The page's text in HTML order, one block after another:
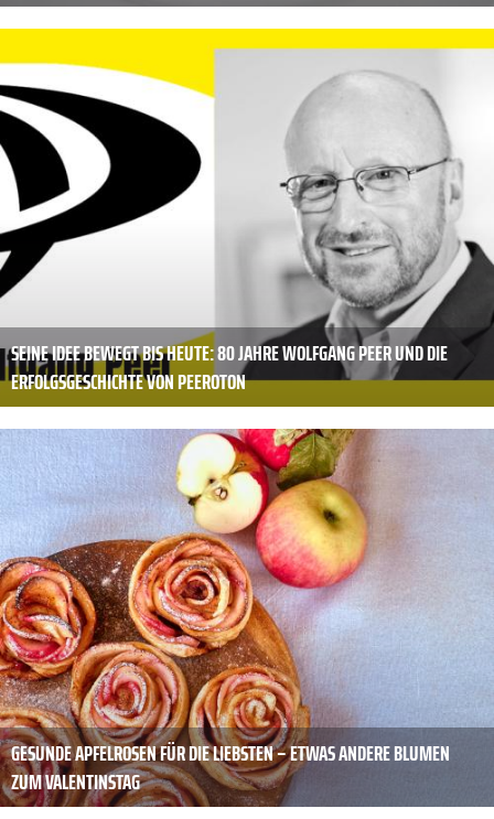
SEINE IDEE BEWEGT BIS HEUTE: 80 JAHRE WOLFGANG PEER UND DIE
ERFOLGSGESCHICHTE VON PEEROTON
GESUNDE APFELROSEN FÜR DIE LIEBSTEN – ETWAS ANDERE BLUMEN
ZUM VALENTINSTAG